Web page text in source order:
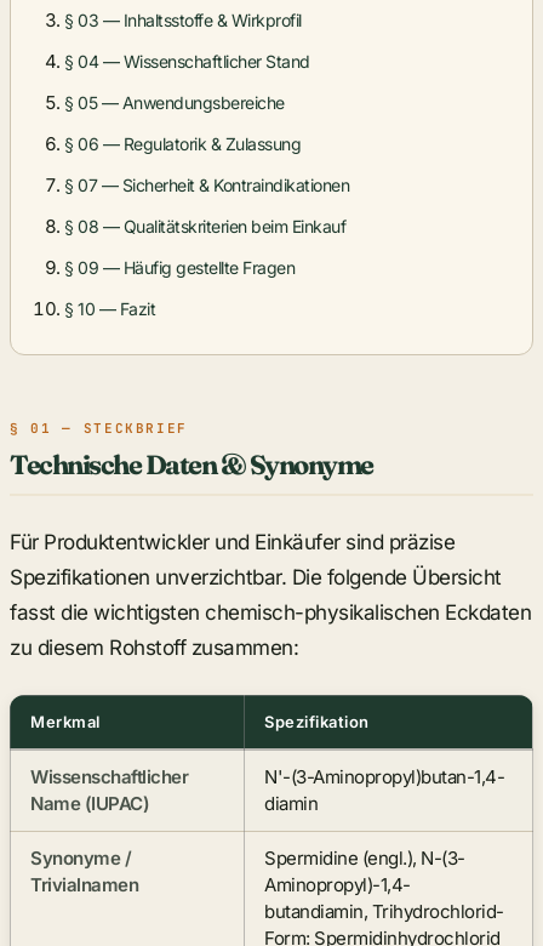
§ 03 — Inhaltsstoffe & Wirkprofil
§ 04 — Wissenschaftlicher Stand
§ 05 — Anwendungsbereiche
§ 06 — Regulatorik & Zulassung
§ 07 — Sicherheit & Kontraindikationen
§ 08 — Qualitätskriterien beim Einkauf
§ 09 — Häufig gestellte Fragen
§ 10 — Fazit
§ 01 — STECKBRIEF
Technische Daten & Synonyme
Für Produktentwickler und Einkäufer sind präzise
Spezifikationen unverzichtbar. Die folgende Übersicht
fasst die wichtigsten chemisch-physikalischen Eckdaten
zu diesem Rohstoff zusammen:
Technische
Daten
zum
natürlichen
Polyamin
Merkmal Spezifikation
Wissenschaftlicher
Name (IUPAC)
N'-(3-Aminopropyl)butan-1,4-
diamin
Synonyme /
Trivialnamen
Spermidine (engl.), N-(3-
Aminopropyl)-1,4-
butandiamin, Trihydrochlorid-
Form: Spermidinhydrochlorid